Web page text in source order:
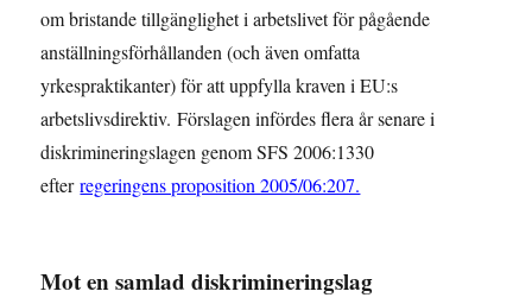
om bristande tillgänglighet i arbetslivet för pågående
anställningsförhållanden (och även omfatta
yrkespraktikanter) för att uppfylla kraven i EU:s
arbetslivsdirektiv. Förslagen infördes flera år senare i
diskrimineringslagen genom SFS 2006:1330
efterregeringens proposition 2005/06:207.
Mot en samlad diskrimineringslag